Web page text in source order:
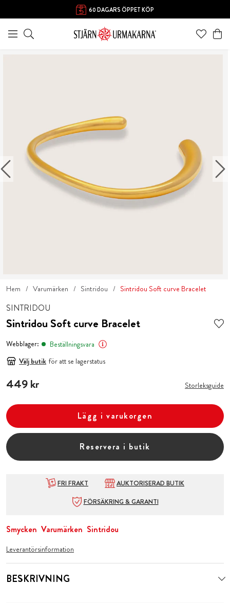
60 DAGARS ÖPPET KÖP
Hem Varumärken Sintridou Sintridou Soft curve Bracelet
SINTRIDOU
Sintridou Soft curve Bracelet
Webblager:
Beställningsvara
Välj butik för att se lagerstatus
Pris:449 kr
449 kr Storleksguide
Lägg i varukorgen
Reservera i butik
FRI FRAKT
AUKTORISERAD BUTIK
FÖRSÄKRING & GARANTI
Smycken Varumärken Sintridou
Leverantörsinformation
BESKRIVNING